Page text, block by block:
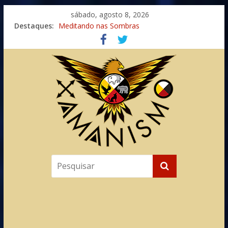
sábado, agosto 8, 2026
Destaques: Imaginação na Cura
Meditando nas Sombras
Autosuficiência: A Jornada do Espírito Ancestral
Xamanismo Universal
Totens – Caminho Espiritual – Crescimento